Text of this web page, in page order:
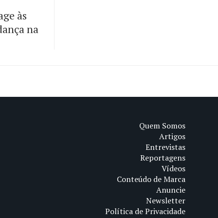
às
na
Quem Somos
Artigos
Entrevistas
Reportagens
Vídeos
Conteúdo de Marca
Anuncie
Newsletter
Política de Privacidade